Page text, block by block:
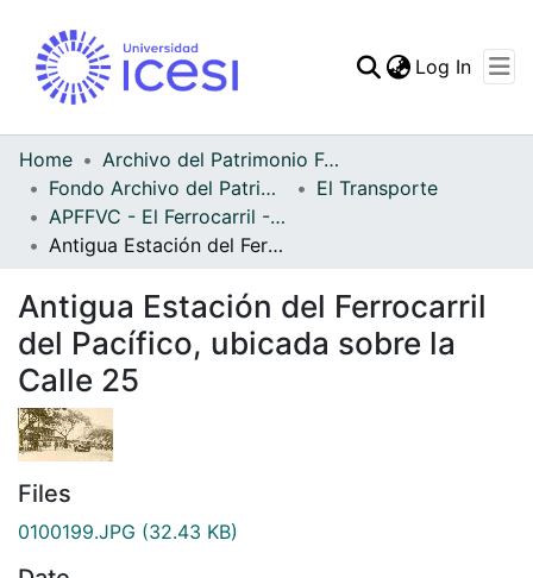
Statistics
Log In
Home
Archivo del Patrimonio Fotográfico y Fílmico del Valle del Cauca
Fondo Archivo del Patrimonio Fotográfico y Fílmico del Valle del Cauca
El Transporte
APFFVC - El Ferrocarril - Patrimonial
Antigua Estación del Ferrocarril del Pacífico, ubicada sobre la Calle 25
Antigua Estación del Ferrocarril
del Pacífico, ubicada sobre la
Calle 25
Files
0100199.JPG (32.43 KB)